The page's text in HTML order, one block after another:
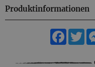
Produktinformationen